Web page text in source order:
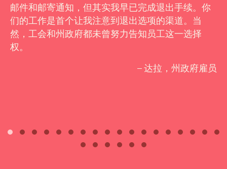
邮件和邮寄通知，但其实我早已完成退出手续。你
们的工作是首个让我注意到退出选项的渠道。当
然，工会和州政府都未曾努力告知员工这一选择
权。
– 达拉，州政府雇员